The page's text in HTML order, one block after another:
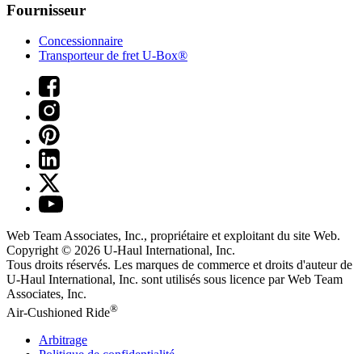
Fournisseur
Concessionnaire
Transporteur de fret U-Box®
Web Team Associates, Inc., propriétaire et exploitant du site Web.
Copyright © 2026 U-Haul International, Inc.
Tous droits réservés. Les marques de commerce et droits d'auteur de
U-Haul International, Inc. sont utilisés sous licence par Web Team
Associates, Inc.
Air-Cushioned Ride®
Arbitrage